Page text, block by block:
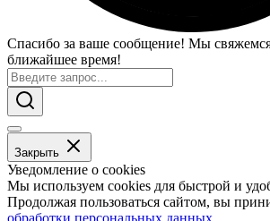
Спасибо за ваше сообщение! Мы
ближайшее время!
Закрыть
Уведомление о cookies
Мы используем cookies для быстрой и
Продолжая пользоваться сайтом, вы
обработки персональных данных.